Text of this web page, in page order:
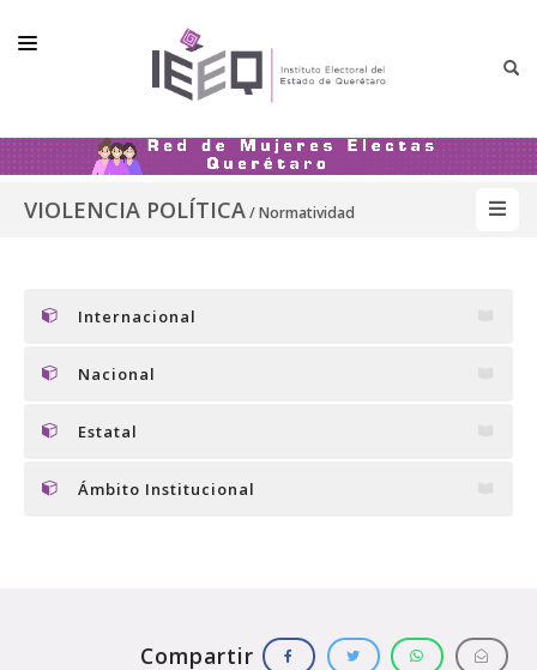
INTEGRANTES
VIOLENCIA POLÍTICA/ Normatividad
Internacional
Nacional
Estatal
Ámbito Institucional